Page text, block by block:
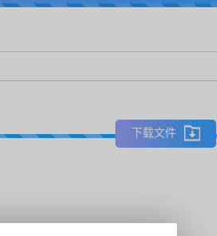
下载文件